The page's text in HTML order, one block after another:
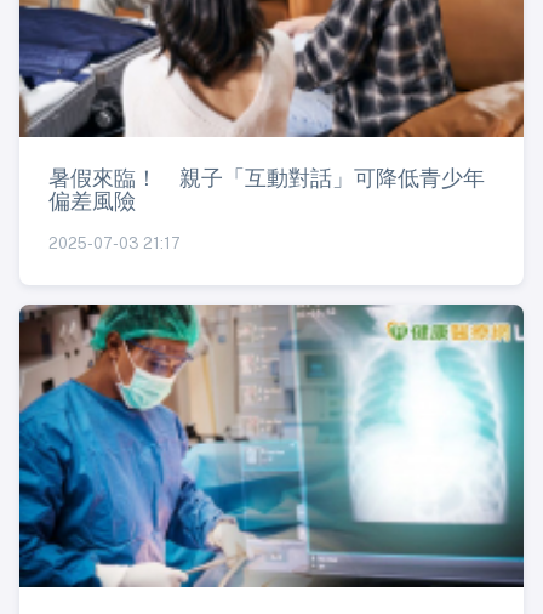
暑假來臨！ 親子「互動對話」可降低青少年
偏差風險
2025-07-03 21:17